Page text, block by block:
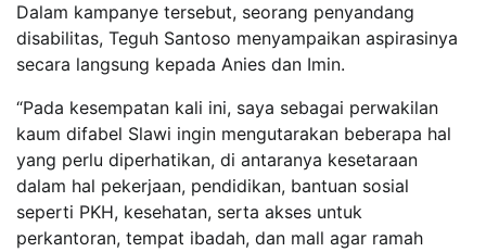
Dalam kampanye tersebut, seorang penyandang
disabilitas, Teguh Santoso menyampaikan aspirasinya
secara langsung kepada Anies dan Imin.
“Pada kesempatan kali ini, saya sebagai perwakilan
kaum difabel Slawi ingin mengutarakan beberapa hal
yang perlu diperhatikan, di antaranya kesetaraan
dalam hal pekerjaan, pendidikan, bantuan sosial
seperti PKH, kesehatan, serta akses untuk
perkantoran, tempat ibadah, dan mall agar ramah